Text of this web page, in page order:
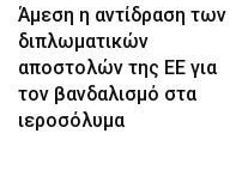
Άμεση η αντίδραση των
διπλωματικών
αποστολών της ΕΕ για
τον βανδαλισμό στα
ιεροσόλυμα